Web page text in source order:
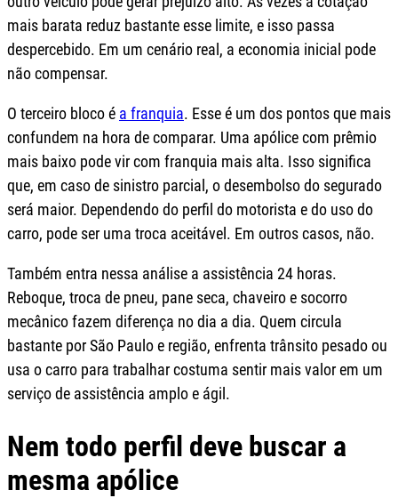
mais barata reduz bastante esse limite, e isso passa
despercebido. Em um cenário real, a economia inicial pode
não compensar.
O terceiro bloco é a franquia. Esse é um dos pontos que mais
confundem na hora de comparar. Uma apólice com prêmio
mais baixo pode vir com franquia mais alta. Isso significa
que, em caso de sinistro parcial, o desembolso do segurado
será maior. Dependendo do perfil do motorista e do uso do
carro, pode ser uma troca aceitável. Em outros casos, não.
Também entra nessa análise a assistência 24 horas.
Reboque, troca de pneu, pane seca, chaveiro e socorro
mecânico fazem diferença no dia a dia. Quem circula
bastante por São Paulo e região, enfrenta trânsito pesado ou
usa o carro para trabalhar costuma sentir mais valor em um
serviço de assistência amplo e ágil.
Nem todo perfil deve buscar a
mesma apólice